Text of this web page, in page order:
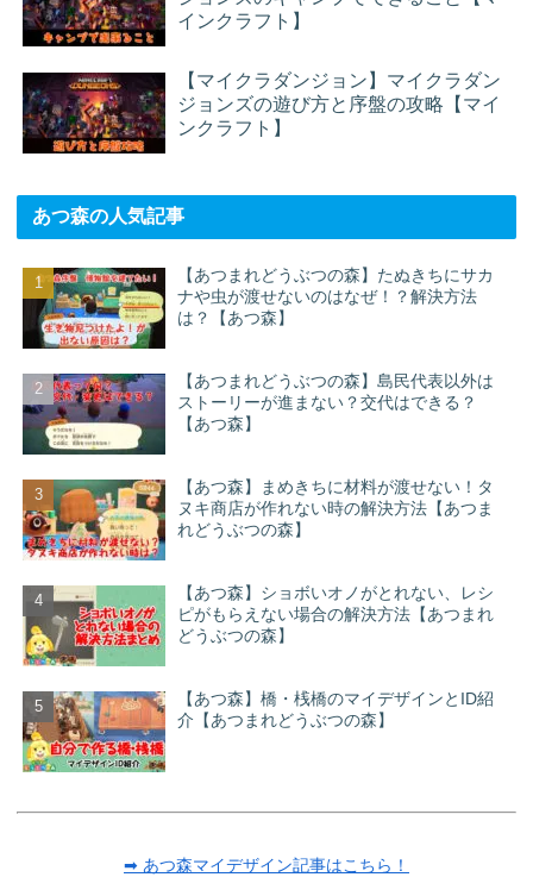
インクラフト】
【マイクラダンジョン】マイクラダン
ジョンズの遊び方と序盤の攻略【マイ
ンクラフト】
あつ森の人気記事
【あつまれどうぶつの森】たぬきちにサカ
ナや虫が渡せないのはなぜ！？解決方法
は？【あつ森】
【あつまれどうぶつの森】島民代表以外は
ストーリーが進まない？交代はできる？
【あつ森】
【あつ森】まめきちに材料が渡せない！タ
ヌキ商店が作れない時の解決方法【あつま
れどうぶつの森】
【あつ森】ショボいオノがとれない、レシ
ピがもらえない場合の解決方法【あつまれ
どうぶつの森】
【あつ森】橋・桟橋のマイデザインとID紹
介【あつまれどうぶつの森】
➡ あつ森マイデザイン記事はこちら！